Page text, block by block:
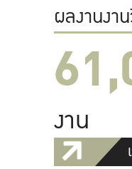
ผลงานงา
งาน